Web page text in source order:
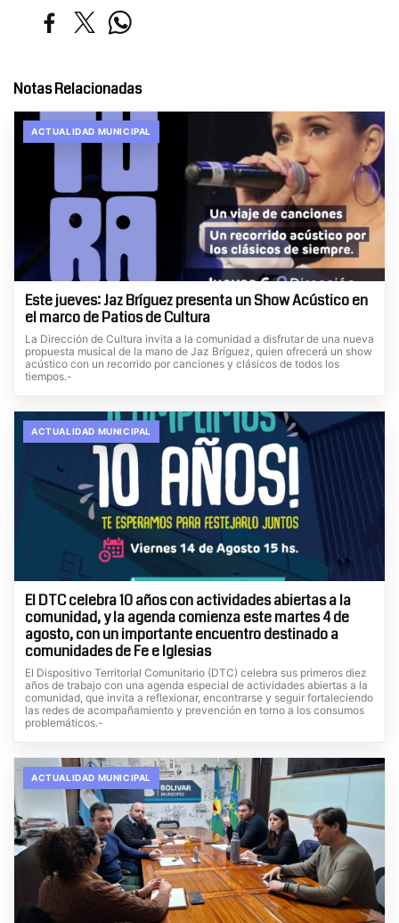
Notas Relacionadas
ACTUALIDAD MUNICIPAL
Este jueves: Jaz Bríguez presenta un Show Acústico en
el marco de Patios de Cultura
La Dirección de Cultura invita a la comunidad a disfrutar de una nueva
propuesta musical de la mano de Jaz Bríguez, quien ofrecerá un show
acústico con un recorrido por canciones y clásicos de todos los
tiempos.-
ACTUALIDAD MUNICIPAL
El DTC celebra 10 años con actividades abiertas a la
comunidad, y la agenda comienza este martes 4 de
agosto, con un importante encuentro destinado a
comunidades de Fe e Iglesias
El Dispositivo Territorial Comunitario (DTC) celebra sus primeros diez
años de trabajo con una agenda especial de actividades abiertas a la
comunidad, que invita a reflexionar, encontrarse y seguir fortaleciendo
las redes de acompañamiento y prevención en torno a los consumos
problemáticos.-
ACTUALIDAD MUNICIPAL